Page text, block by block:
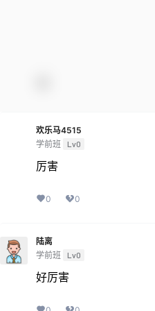
欢乐马4515
学前班 Lv0
厉害
0 0
陆离
学前班 Lv0
好厉害